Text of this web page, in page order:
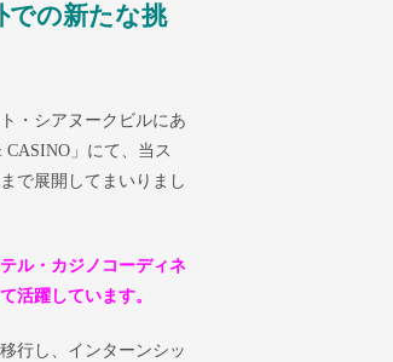
での新たな挑
・シアヌークビルにあ
」にて、当ス
で展開してまいりまし
ル・カジノコーディネ
活躍しています。
行し、インターンシッ